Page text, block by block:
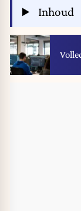
Inhoud